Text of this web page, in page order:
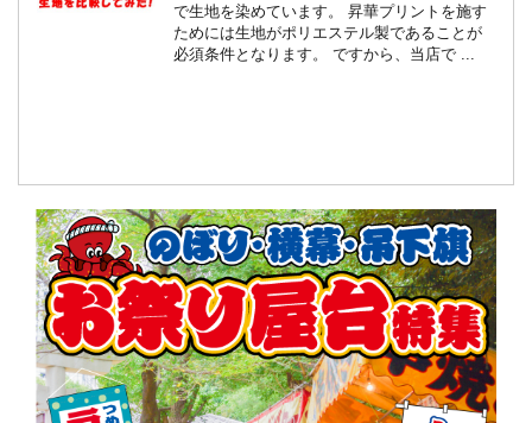
で生地を染めています。 昇華プリントを施す
ためには生地がポリエステル製であることが
必須条件となります。 ですから、当店で ...